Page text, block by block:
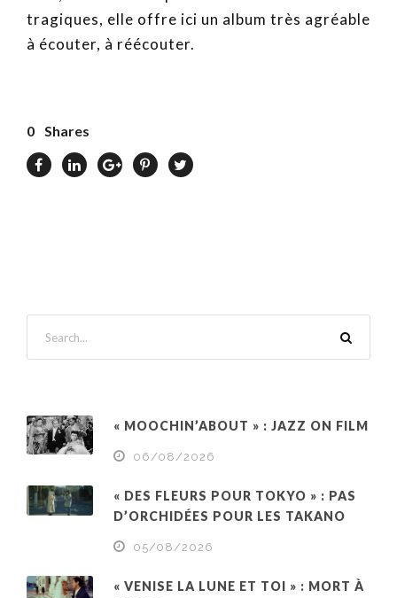
tragiques, elle offre ici un album très agréable
à écouter, à réécouter.
0 Shares
« MOOCHIN’ABOUT » : JAZZ ON FILM
06/08/2026
« DES FLEURS POUR TOKYO » : PAS
D’ORCHIDÉES POUR LES TAKANO
05/08/2026
« VENISE LA LUNE ET TOI » : MORT À